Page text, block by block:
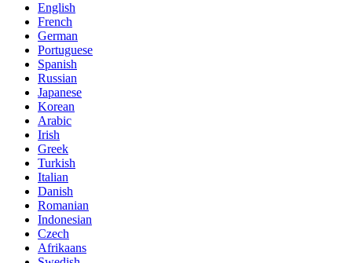
English
French
German
Portuguese
Spanish
Russian
Japanese
Korean
Arabic
Irish
Greek
Turkish
Italian
Danish
Romanian
Indonesian
Czech
Afrikaans